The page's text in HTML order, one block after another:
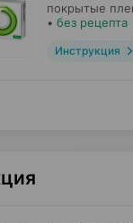
покрытые
• без рецепта
Инструкция